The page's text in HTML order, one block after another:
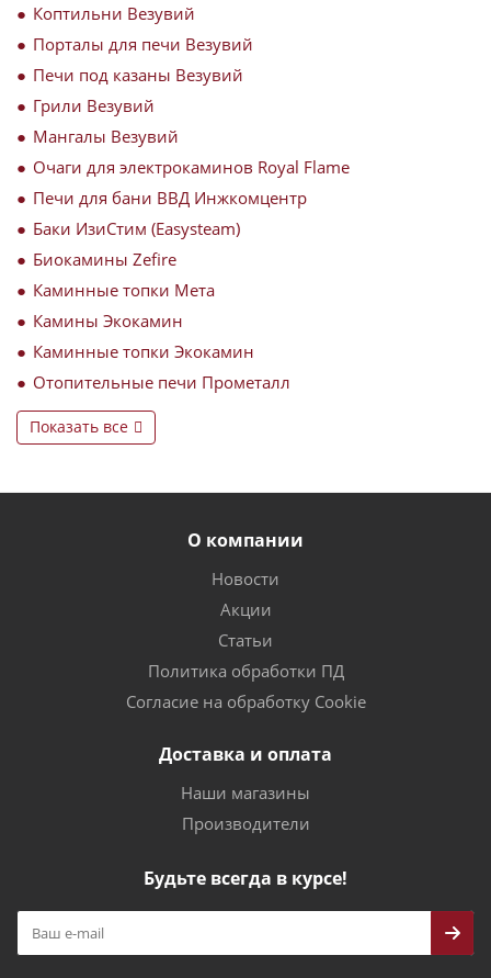
Коптильни Везувий
Порталы для печи Везувий
Печи под казаны Везувий
Грили Везувий
Мангалы Везувий
Очаги для электрокаминов Royal Flame
Печи для бани ВВД Инжкомцентр
Баки ИзиСтим (Easysteam)
Биокамины Zefire
Каминные топки Мета
Камины Экокамин
Каминные топки Экокамин
Отопительные печи Прометалл
Показать все
О компании
Новости
Акции
Статьи
Политика обработки ПД
Согласие на обработку Cookie
Доставка и оплата
Наши магазины
Производители
Будьте всегда в курсе!